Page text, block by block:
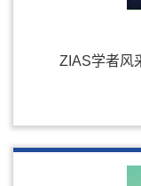
ZIAS学者风